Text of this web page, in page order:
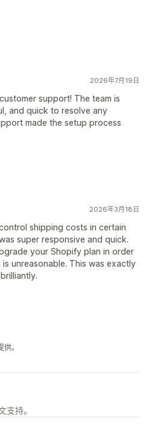
2026年7月19日
support! The team is
and quick to resolve any
made the setup process
2026年3月18日
shipping costs in certain
super responsive and quick.
your Shopify plan in order
unreasonable. This was exactly
。
支持。